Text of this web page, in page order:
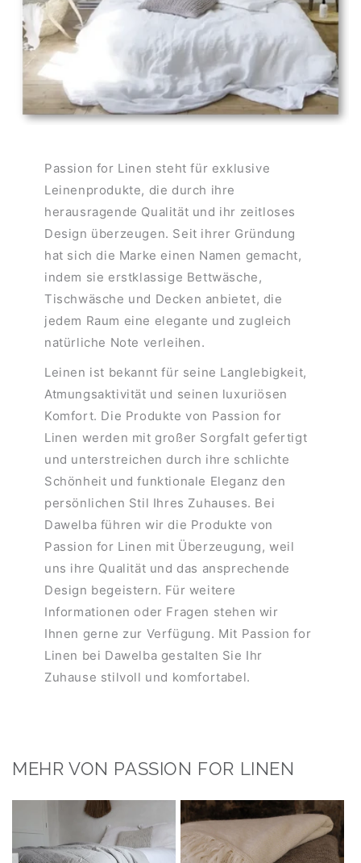
Passion for Linen steht für exklusive
Leinenprodukte, die durch ihre
herausragende Qualität und ihr zeitloses
Design überzeugen. Seit ihrer Gründung
hat sich die Marke einen Namen gemacht,
indem sie erstklassige Bettwäsche,
Tischwäsche und Decken anbietet, die
jedem Raum eine elegante und zugleich
natürliche Note verleihen.
Leinen ist bekannt für seine Langlebigkeit,
Atmungsaktivität und seinen luxuriösen
Komfort. Die Produkte von Passion for
Linen werden mit großer Sorgfalt gefertigt
und unterstreichen durch ihre schlichte
Schönheit und funktionale Eleganz den
persönlichen Stil Ihres Zuhauses. Bei
Dawelba führen wir die Produkte von
Passion for Linen mit Überzeugung, weil
uns ihre Qualität und das ansprechende
Design begeistern. Für weitere
Informationen oder Fragen stehen wir
Ihnen gerne zur Verfügung. Mit Passion for
Linen bei Dawelba gestalten Sie Ihr
Zuhause stilvoll und komfortabel.
MEHR VON PASSION FOR LINEN